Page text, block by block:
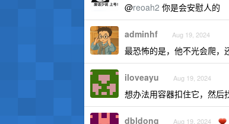
@reoah2 你是会安慰人的
adminhf Aug 19, 2024
最恐怖的是，他不光会爬，
iloveayu Aug 19, 2024
想办法用容器扣住它，然后
dbldong Aug 19, 2024